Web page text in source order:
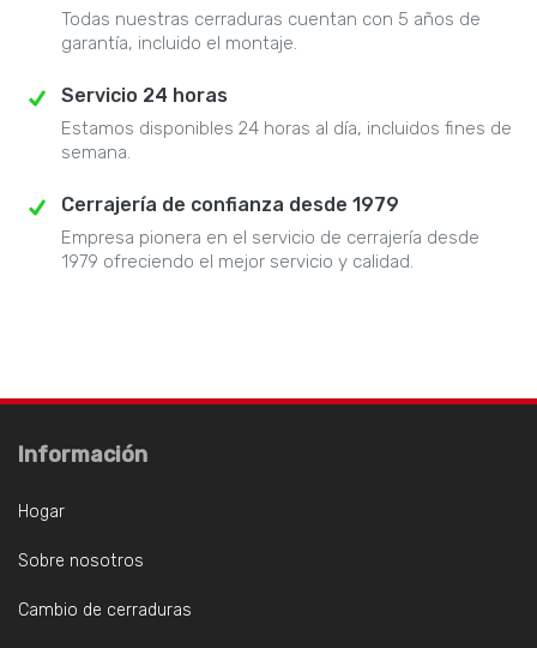
Todas nuestras cerraduras cuentan con 5 años de
garantía, incluido el montaje.
Servicio 24 horas
Estamos disponibles 24 horas al día, incluidos fines de
semana.
Cerrajería de confianza desde 1979
Empresa pionera en el servicio de cerrajería desde
1979 ofreciendo el mejor servicio y calidad.
Información
Hogar
Sobre nosotros
Cambio de cerraduras